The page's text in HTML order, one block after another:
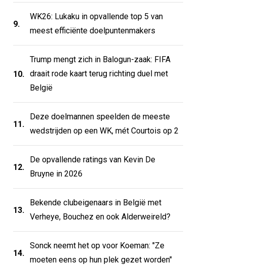
9.
WK26: Lukaku in opvallende top 5 van
meest efficiënte doelpuntenmakers
10.
Trump mengt zich in Balogun-zaak: FIFA
draait rode kaart terug richting duel met
België
11.
Deze doelmannen speelden de meeste
wedstrijden op een WK, mét Courtois op 2
12.
De opvallende ratings van Kevin De
Bruyne in 2026
13.
Bekende clubeigenaars in België met
Verheye, Bouchez en ook Alderweireld?
14.
Sonck neemt het op voor Koeman: "Ze
moeten eens op hun plek gezet worden"